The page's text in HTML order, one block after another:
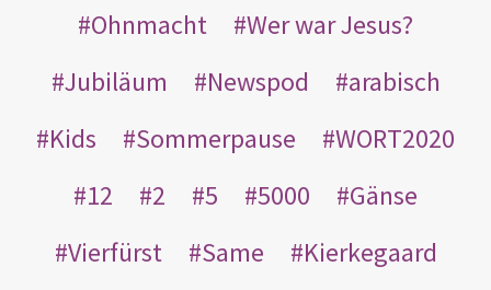
Ohnmacht
Wer war Jesus?
Jubiläum
Newspod
arabisch
Kids
Sommerpause
WORT2020
12
2 5 5000
Gänse
Vierfürst
Same
Kierkegaard